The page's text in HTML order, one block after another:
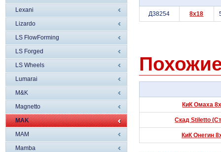
Lexani
Lizardo
LS FlowForming
LS Forged
LS Wheels
Lumarai
M&K
Magnetto
MAK
MAM
Mamba
Д38254 8x18
КиК Омаха
Скад Stiletto
КиК Онегин